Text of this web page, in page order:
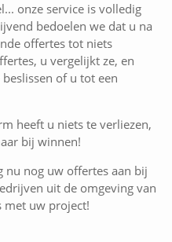
onze service is volledig
bedoelen we dat u na
offertes tot niets
u vergelijkt ze, en
of u tot een
heeft u niets te verliezen,
bij winnen!
nu nog uw offertes aan bij
uit de omgeving van
met uw project!